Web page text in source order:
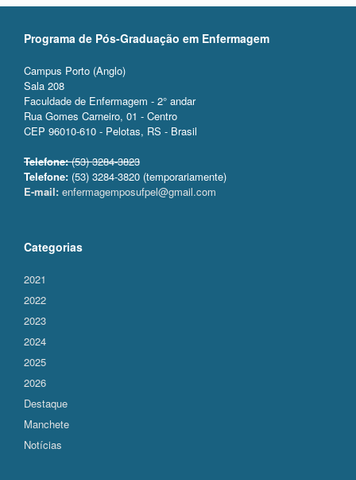
Programa de Pós-Graduação em Enfermagem
Campus Porto (Anglo)
Sala 208
Faculdade de Enfermagem - 2° andar
Rua Gomes Carneiro, 01 - Centro
CEP 96010-610 - Pelotas, RS - Brasil
Telefone:(53) 3284-3823
Telefone: (53) 3284-3820 (temporariamente)
E-mail: enfermagemposufpel@gmail.com
Categorias
2021
2022
2023
2024
2025
2026
Destaque
Manchete
Notícias